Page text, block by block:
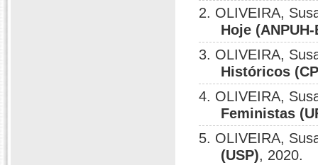
2. OLIVEIRA,
Hoje
3. OLIVEIRA,
Históricos
4. OLIVEIRA,
Feministas
5. OLIVEIRA,
(USP), 2020.